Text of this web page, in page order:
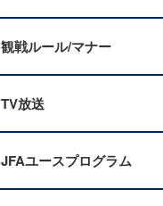
観戦ルール/マナー
TV放送
JFAユースプログラム